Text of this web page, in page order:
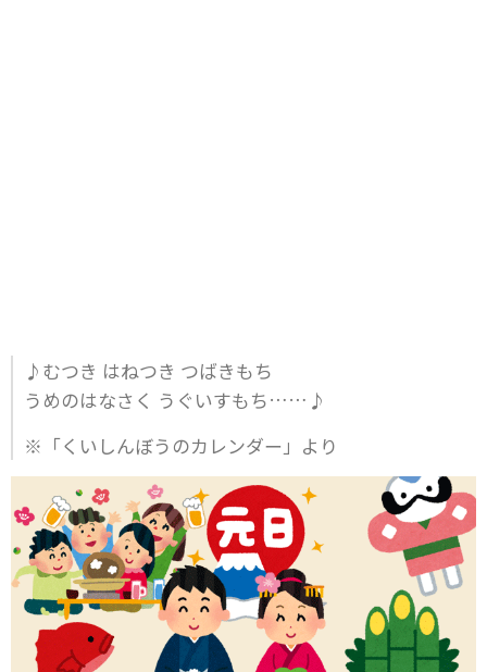
♪むつき はねつき つばきもち
うめのはなさく うぐいすもち……♪
※「くいしんぼうのカレンダー」より